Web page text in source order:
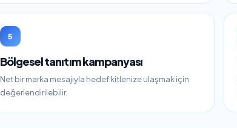
5
Bölgesel tanıtım kampanyası
Net bir marka mesajıyla hedef kitlenize ulaşmak için
değerlendirilebilir.